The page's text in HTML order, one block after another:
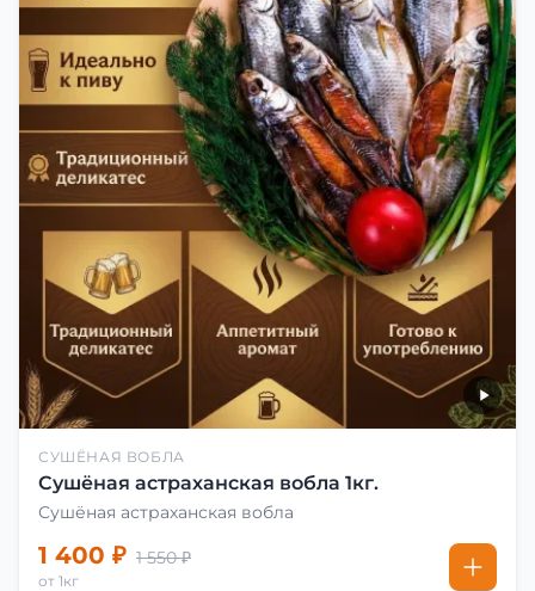
СУШЁНАЯ ВОБЛА
Сушёная астраханская вобла 1кг.
Сушёная астраханская вобла
1 400 ₽ 1 550 ₽
от 1кг